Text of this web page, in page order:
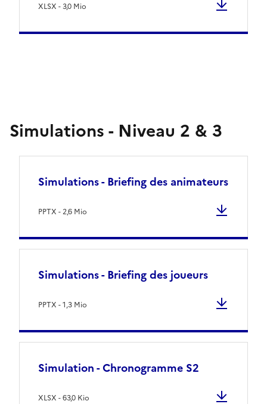
XLSX - 3,0 Mio
Simulations - Niveau 2 & 3
Simulations - Briefing des animateurs
PPTX - 2,6 Mio
Simulations - Briefing des joueurs
PPTX - 1,3 Mio
Simulation - Chronogramme S2
XLSX - 63,0 Kio